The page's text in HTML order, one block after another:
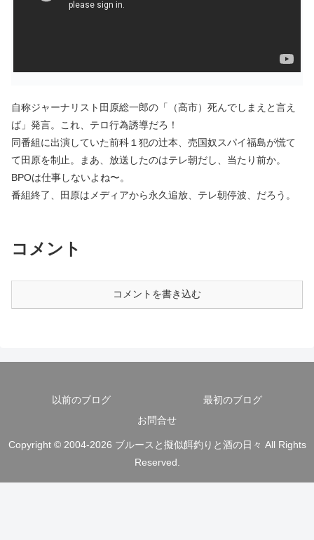
自称ジャーナリスト田原総一郎の「（高市）死んでしまえと言え
ば」発言。これ、テロ行為誘導だろ！
同番組に出演していた前科１犯の辻本、売国奴スパイ福島が慌て
て田原を制止。まあ、放送したのはテレ朝だし、当たり前か。
BPOは仕事しないよね〜。
番組終了、田原はメディアから永久追放、テレ朝停波、だろう。
コメント
コメントを書き込む
以前のブログ
最初のブログ
お問合せ
Copyright © 2004-2026 ブルースと擬似餌釣りと酒の日々 All Rights
Reserved.